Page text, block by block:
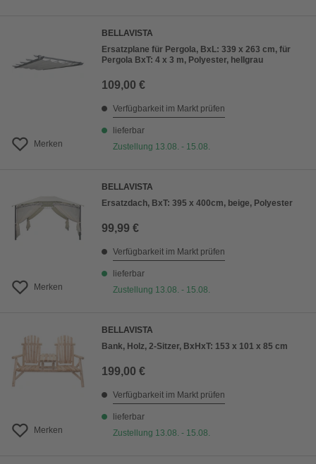
Merken
BELLAVISTA
Ersatzplane für Pergola, BxL: 339 x 263 cm, für
Pergola BxT: 4 x 3 m, Polyester, hellgrau
109,00 €
Verfügbarkeit im Markt prüfen
lieferbar
Zustellung 13.08. - 15.08.
Merken
BELLAVISTA
Ersatzdach, BxT: 395 x 400cm, beige, Polyester
99,99 €
Verfügbarkeit im Markt prüfen
lieferbar
Zustellung 13.08. - 15.08.
Merken
BELLAVISTA
Bank, Holz, 2-Sitzer, BxHxT: 153 x 101 x 85 cm
199,00 €
Verfügbarkeit im Markt prüfen
lieferbar
Zustellung 13.08. - 15.08.